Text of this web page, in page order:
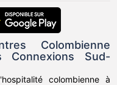
Colombienne
Connexions Sud-
colombienne à